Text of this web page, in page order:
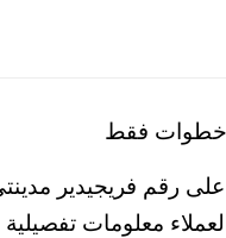
رقم فريجيدير مدينتي
معلومات